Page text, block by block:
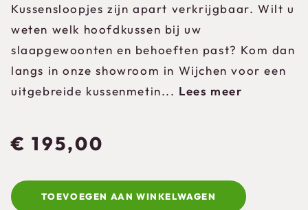
Kussensloopjes zijn apart verkrijgbaar. Wilt u
weten welk hoofdkussen bij uw
slaapgewoonten en behoeften past? Kom dan
langs in onze showroom in Wijchen voor een
uitgebreide kussenmetin... Lees meer
€ 195,00
TOEVOEGEN AAN WINKELWAGEN